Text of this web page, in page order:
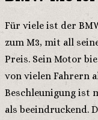
Für viele ist der
zum M3, mit all
Preis. Sein Motor
von vielen Fahrern
Beschleunigung ist
als beeindruckend.